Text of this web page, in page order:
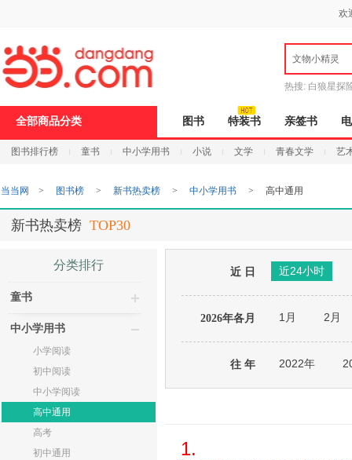
打
开
无
障
页
加
欢
文物小精灵
热搜: 白狼星探
全部商品分类 图书 特装书 亲签书
图书排行榜 童书 中小学用书 小说 文学 青春文学 艺
当当网 > 图书榜 > 新书热卖榜 > 中小学用书 > 高中通用
新书热卖榜 TOP30
分类排行
童书
中小学用书
小学阅读
初中阅读
中小学阅读
高中通用
高考
初中通用
近 日 近24小时
2026年各月 1月 2月
往 年 2022年
1.